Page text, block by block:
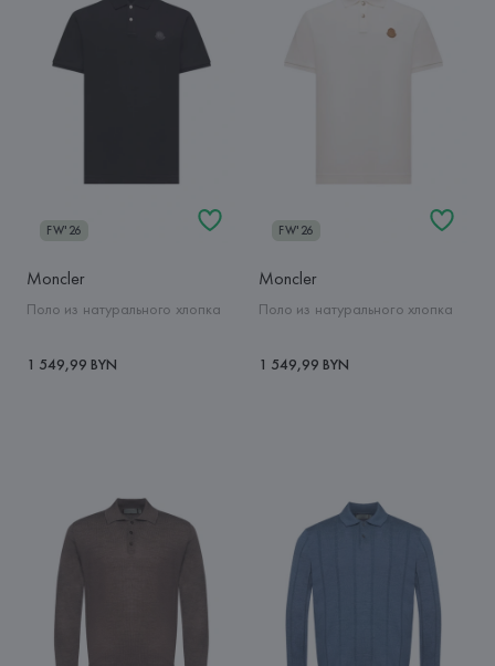
FW'26
Moncler
Поло из натурального хлопка
1 549,99 BYN
FW'26
Moncler
Поло из натурального хлопка
1 549,99 BYN